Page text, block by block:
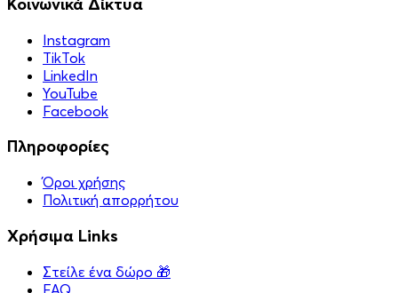
Instagram
TikTok
LinkedIn
YouTube
Facebook
Πληροφορίες
Όροι χρήσης
Πολιτική απορρήτου
Χρήσιμα Links
Στείλε ένα δώρο 🎁
FAQ